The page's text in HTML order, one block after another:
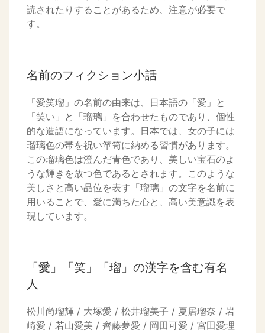
読されたりすることがあるため、注意が必要で
す。
名前のフィクション小話
「愛笑瑠」の名前の由来は、日本語の「愛」と
「笑い」と「瑠璃」を合わせたものであり、個性
的な造語になっています。日本では、女の子には
瑠璃色の帯を祝い箪笥に納める習慣があります。
この瑠璃色は澄んだ青色であり、美しい宝石のよ
うな輝きを放つ色であるとされます。このような
美しさと高い品位を表す「瑠璃」の文字を名前に
用いることで、愛に満ちた心と、高い美意識を表
現しています。
「愛」「笑」「瑠」の漢字を含む有名
人
松川尚瑠輝 / 大塚愛 / 松井瑠美子 / 夏居瑠奈 / 岩
崎愛 / 若山愛美 / 齊藤夢愛 / 岡田可愛 / 宮田愛理